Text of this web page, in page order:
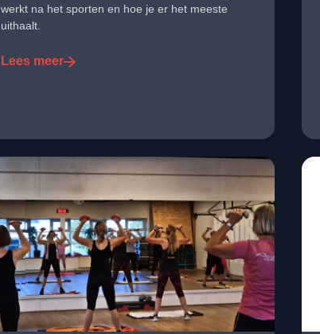
werkt na het sporten en hoe je er het meeste
uithaalt.
Lees meer